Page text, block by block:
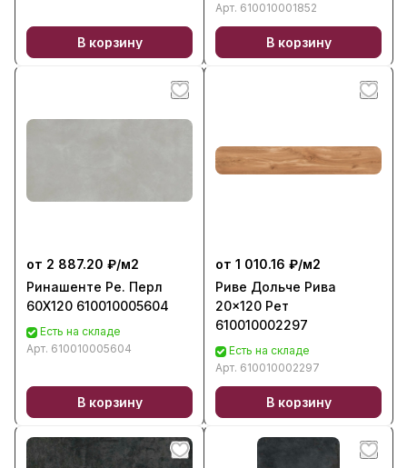
В корзину
Арт. 610010001852
В корзину
от 2 887.20 ₽/м2
Ринашенте Ре. Перл
60Х120 610010005604
Есть на складе
Арт. 610010005604
В корзину
от 1 010.16 ₽/м2
Риве Дольче Рива
20x120 Рет
610010002297
Есть на складе
Арт. 610010002297
В корзину